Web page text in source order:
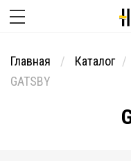
Главная Каталог
GATSBY